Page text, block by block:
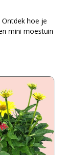
hoe je
mini moestuin